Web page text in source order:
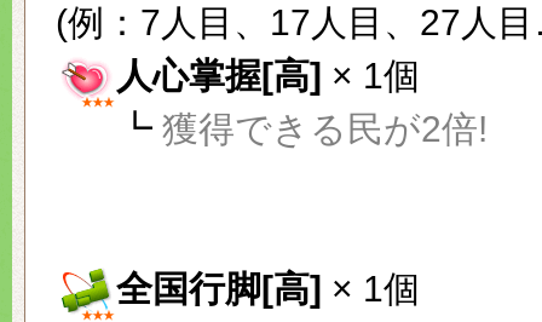
(例：7人目、17人目、27人
人心掌握[高] × 1個
┗ 獲得できる民が2倍!
全国行脚[高] × 1個